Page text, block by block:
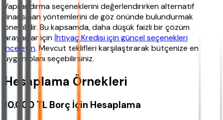
Yapılandırma seçeneklerini değerlendirirken alternatif
finansman yöntemlerini de göz önünde bulundurmak
önemlidir. Bu kapsamda, daha düşük faizli bir çözüm
arayanlar için İhtiyaç Kredisi için güncel seçenekleri
inceleyin. Mevcut teklifleri karşılaştırarak bütçenize en
uygun olanı seçebilirsiniz.
Hesaplama Örnekleri
10.000 TL Borç İçin Hesaplama